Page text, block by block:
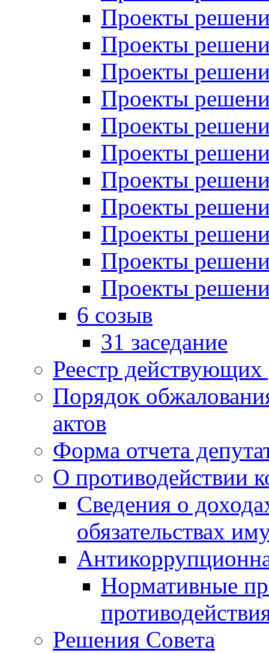
Проекты
Проекты
Проекты
Проекты
Проекты
Проекты
Проекты
Проекты
Проекты
Проекты
Проекты
6 созыв
31 заседание
Реестр
Порядок
актов
Форма отчета
О противодействии
Сведения о
обязательствах
Нормативные
Решения Совета